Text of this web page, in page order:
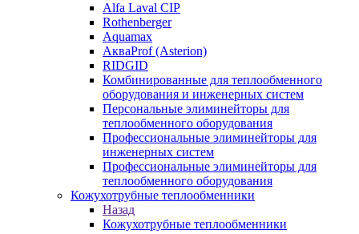
Alfa Laval CIP
Rothenberger
Aquamax
АкваProf (Asterion)
RIDGID
Комбинированные для теплообменного
оборудования и инженерных систем
Персональные элиминейторы для
теплообменного оборудования
Профессиональные элиминейторы для
инженерных систем
Профессиональные элиминейторы для
теплообменного оборудования
Кожухотрубные теплообменники
Назад
Кожухотрубные теплообменники